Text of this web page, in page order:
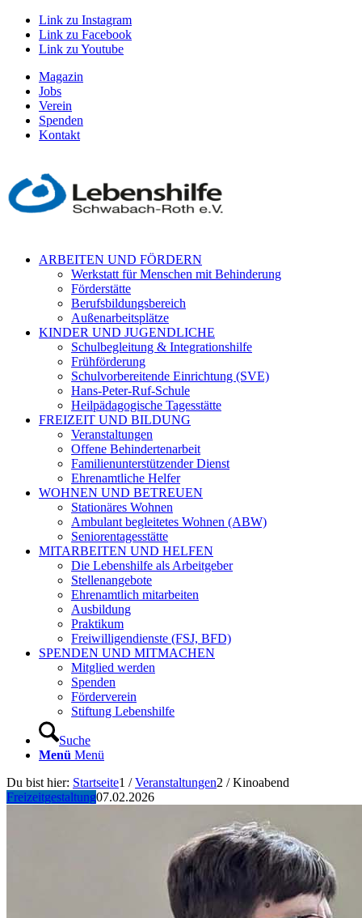
Link zu Instagram
Link zu Facebook
Link zu Youtube
Magazin
Jobs
Verein
Spenden
Kontakt
ARBEITEN UND FÖRDERN
Werkstatt für Menschen mit Behinderung
Förderstätte
Berufsbildungsbereich
Außenarbeitsplätze
KINDER UND JUGENDLICHE
Schulbegleitung & Integrationshilfe
Frühförderung
Schulvorbereitende Einrichtung (SVE)
Hans-Peter-Ruf-Schule
Heilpädagogische Tagesstätte
FREIZEIT UND BILDUNG
Veranstaltungen
Offene Behindertenarbeit
Familienunterstützender Dienst
Ehrenamtliche Helfer
WOHNEN UND BETREUEN
Stationäres Wohnen
Ambulant begleitetes Wohnen (ABW)
Seniorentagesstätte
MITARBEITEN UND HELFEN
Die Lebenshilfe als Arbeitgeber
Stellenangebote
Ehrenamtlich mitarbeiten
Ausbildung
Praktikum
Freiwilligendienste (FSJ, BFD)
SPENDEN UND MITMACHEN
Mitglied werden
Spenden
Förderverein
Stiftung Lebenshilfe
Suche
Menü Menü
Du bist hier: Startseite1 / Veranstaltungen2 / Kinoabend
Freizeitgestaltung07.02.2026